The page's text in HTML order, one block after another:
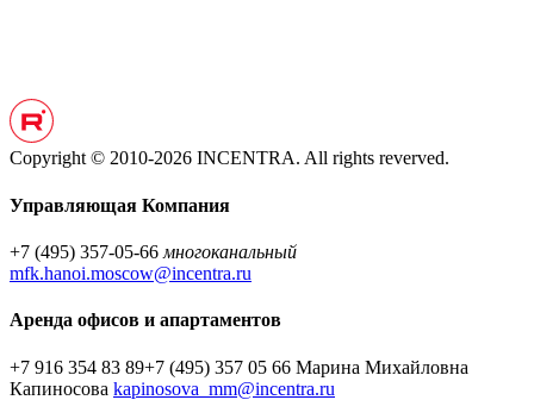
Copyright © 2010-2026 INCENTRA. All rights reverved.
Управляющая Компания
+7 (495) 357-05-66 многоканальный
mfk.hanoi.moscow@incentra.ru
Аренда офисов и апартаментов
+7 916 354 83 89+7 (495) 357 05 66 Марина Михайловна
Капиносова kapinosova_mm@incentra.ru